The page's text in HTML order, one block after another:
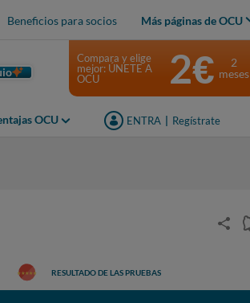
Beneficios para socios Más páginas de OCU
OCU ENTRA Regístrate
Compara y elige
mejor: ÚNETE A
OCU
2€
2
meses
RESULTADO DE LAS PRUEBAS